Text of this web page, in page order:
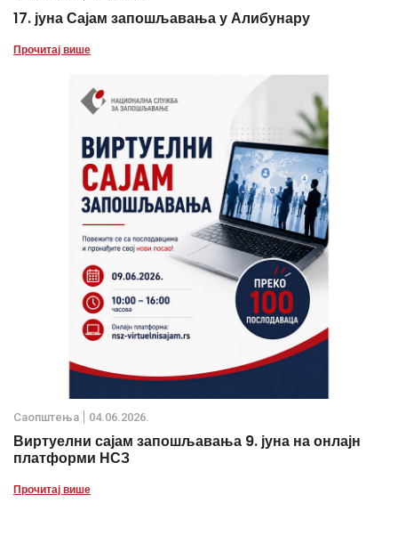
17. јуна Сајам запошљавања у Алибунару
Прочитај више
Саопштења 04.06.2026.
Виртуелни сајам запошљавања 9. јуна на онлајн
платформи НСЗ
Прочитај више